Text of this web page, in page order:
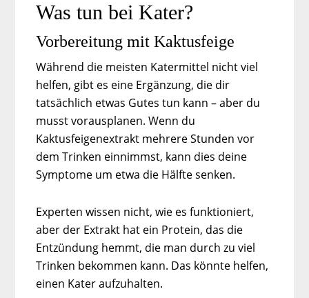
Was tun bei Kater?
Vorbereitung mit Kaktusfeige
Während die meisten Katermittel nicht viel
helfen, gibt es eine Ergänzung, die dir
tatsächlich etwas Gutes tun kann – aber du
musst vorausplanen. Wenn du
Kaktusfeigenextrakt mehrere Stunden vor
dem Trinken einnimmst, kann dies deine
Symptome um etwa die Hälfte senken.
Experten wissen nicht, wie es funktioniert,
aber der Extrakt hat ein Protein, das die
Entzündung hemmt, die man durch zu viel
Trinken bekommen kann. Das könnte helfen,
einen Kater aufzuhalten.